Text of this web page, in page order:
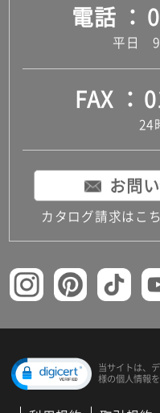
電話
平日 9
FAX
24
お問
カタログ請求はこ
当サイトは、
様の個人情報